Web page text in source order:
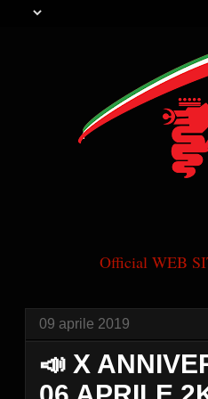
Official WEB
09 aprile 2019
📣 X